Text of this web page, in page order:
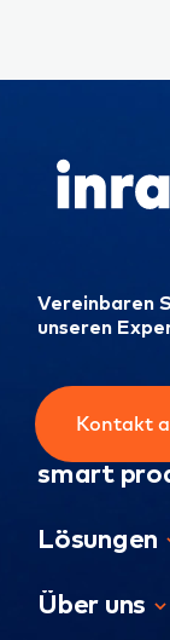
Vereinbaren
unseren
Kontakt
smart
Lösungen
Über uns